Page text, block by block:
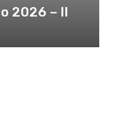
2026 – Il